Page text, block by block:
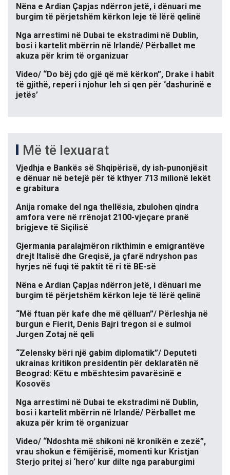
Nëna e Ardian Çapjas ndërron jetë, i dënuari me
burgim të përjetshëm kërkon leje të lërë qelinë
Nga arrestimi në Dubai te ekstradimi në Dublin,
bosi i kartelit mbërrin në Irlandë/ Përballet me
akuza për krim të organizuar
Video/ “Do bëj çdo gjë që më kërkon”, Drake i habit
të gjithë, reperi i njohur leh si qen për ‘dashurinë e
jetës’
Më të lexuarat
Vjedhja e Bankës së Shqipërisë, dy ish-punonjësit
e dënuar në betejë për të kthyer 713 milionë lekët
e grabitura
Anija romake del nga thellësia, zbulohen qindra
amfora vere në rrënojat 2100-vjeçare pranë
brigjeve të Siçilisë
Gjermania paralajmëron rikthimin e emigrantëve
drejt Italisë dhe Greqisë, ja çfarë ndryshon pas
hyrjes në fuqi të paktit të ri të BE-së
Nëna e Ardian Çapjas ndërron jetë, i dënuari me
burgim të përjetshëm kërkon leje të lërë qelinë
“Më ftuan për kafe dhe më qëlluan”/ Përleshja në
burgun e Fierit, Denis Bajri tregon si e sulmoi
Jurgen Zotaj në qeli
“Zelensky bëri një gabim diplomatik”/ Deputeti
ukrainas kritikon presidentin për deklaratën në
Beograd: Këtu e mbështesim pavarësinë e
Kosovës
Nga arrestimi në Dubai te ekstradimi në Dublin,
bosi i kartelit mbërrin në Irlandë/ Përballet me
akuza për krim të organizuar
Video/ “Ndoshta më shikoni në kronikën e zezë”,
vrau shokun e fëmijërisë, momenti kur Kristjan
Sterjo pritej si ‘hero’ kur dilte nga paraburgimi